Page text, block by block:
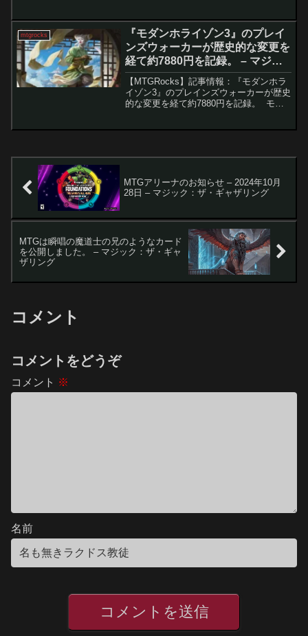
の昏明』の発売以降、統率者戦では各種
部族シナジ...
mtgrocks
『モダンホライゾン3』のプレイ
ンズウォーカーが歴史的な変更を
経て約7880円を記録。 – マジッ
ク：ザ・ギャザリング
【MTGRocks】記事情報：『モダンホラ
イゾン3』のプレインズウォーカーが歴史
的な変更を経て約7880円を記録。 モダ
MTGアリーナのお知らせ – 2024年10月
28日 – マジック：ザ・ギャザリング
MTGは瞬唱の魔道士の兄のようなカード
を公開しました。 – マジック：ザ・ギャ
ザリング
コメント
コメントをどうぞ
コメント ※
名前